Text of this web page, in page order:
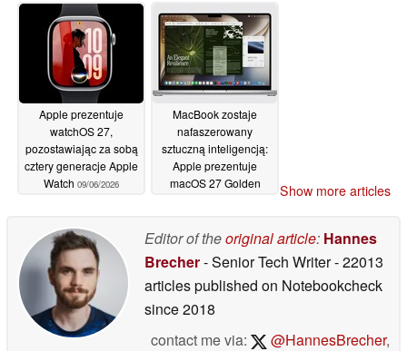
dzieci z aplikacji,
rozrywki i mediów
społecznościowych
09/06/2026
Apple prezentuje
watchOS 27,
pozostawiając za sobą
cztery generacje Apple
Watch 09/06/2026
MacBook zostaje
nafaszerowany
sztuczną inteligencją:
Apple prezentuje
macOS 27 Golden
Show more articles
Editor of theoriginal article: Hannes
Brecher- Senior Tech Writer- 22013
articles published on Notebookcheck
since 2018
contact me via:
@HannesBrecher,